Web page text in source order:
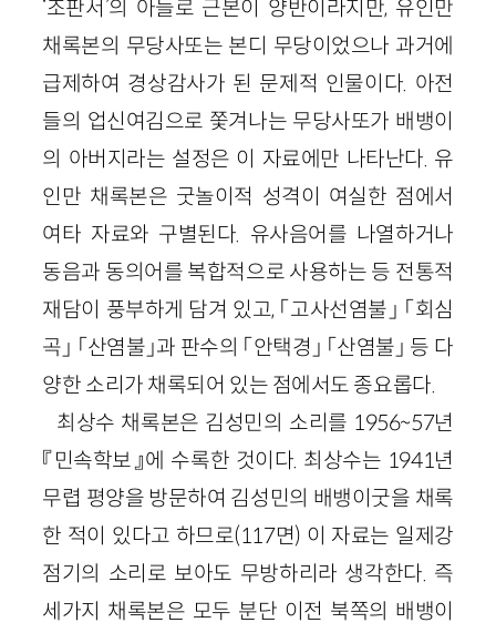
‘조판서’의 아들로 근본이 양반이라지만, 유인만
채록본의 무당사또는 본디 무당이었으나 과거에
급제하여 경상감사가 된 문제적 인물이다. 아전
들의 업신여김으로 쫓겨나는 무당사또가 배뱅이
의 아버지라는 설정은 이 자료에만 나타난다. 유
인만 채록본은 굿놀이적 성격이 여실한 점에서
여타 자료와 구별된다. 유사음어를 나열하거나
동음과 동의어를 복합적으로 사용하는 등 전통적
재담이 풍부하게 담겨 있고, 「고사선염불」 「회심
곡」 「산염불」과 판수의 「안택경」 「산염불」 등 다
양한 소리가 채록되어 있는 점에서도 종요롭다.
최상수 채록본은 김성민의 소리를 1956~57년
『민속학보』에 수록한 것이다. 최상수는 1941년
무렵 평양을 방문하여 김성민의 배뱅이굿을 채록
한 적이 있다고 하므로(117면) 이 자료는 일제강
점기의 소리로 보아도 무방하리라 생각한다. 즉
세가지 채록본은 모두 분단 이전 북쪽의 배뱅이